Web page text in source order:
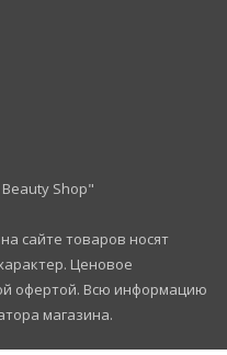
Shop"
сайте товаров носят
Ценовое
офертой. Всю информацию
магазина.